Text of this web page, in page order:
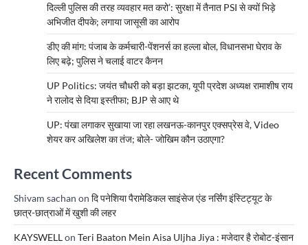
दिल्ली पुलिस की तरह व्यवहार मत करो’: सुरक्षा में तैनात PSI से क्यों भिड़े
अभिजीत दीपके; लगाया जासूसी का आरोप
डीए की मांग: पंजाब के कर्मचारी-पेंशनर्स का हल्ला बोल, विधानसभा घेराव के
लिए बढ़े; पुलिस ने चलाई वाटर कैनन
UP Politics: जयंत चौधरी को बड़ा झटका, यूपी प्रदेश अध्यक्ष रामाशीष राय
ने रालोद से दिया इस्तीफा; BJP से आए थे
UP: पंखा लगाकर सुखाया जा रहा लखनऊ-कानपुर एक्सप्रेस वे, Video
शेयर कर अखिलेश का तंज; बोले- जोखिम कौन उठाएगा?
Recent Comments
Shivam sachan on दि पनेशिया पैरामेडिकल साइंसेज एंड नर्सिंग इंस्टिट्यूट के
छात्र-छात्राओं में खुशी की लहर
KAYSWELLon Teri Baaton Mein Aisa Uljha Jiya : मजेदार है रोबोट-इंसान